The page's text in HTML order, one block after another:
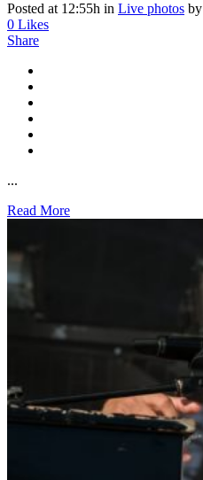
Posted at 12:55h in Live photos by
0 Likes
Share
...
Read More